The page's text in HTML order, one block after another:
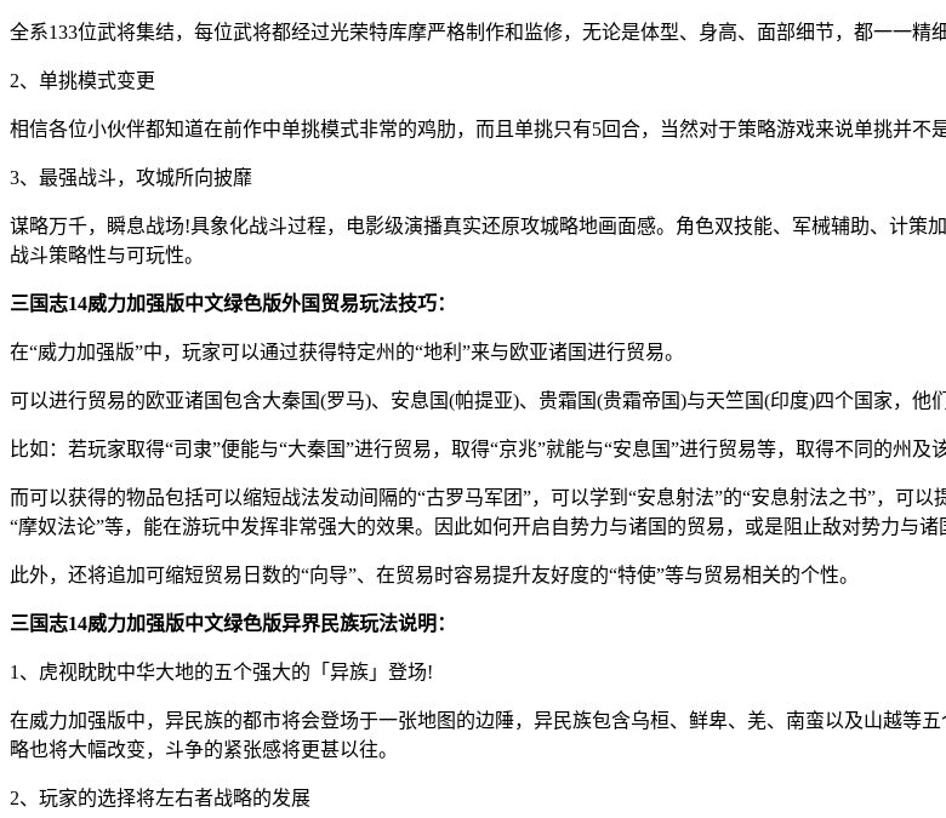
全系133位武将集结，每位武将都经过光荣特库摩严格制作和监修，无论是体型、身高、面部细节，都一一精
2、单挑模式变更
相信各位小伙伴都知道在前作中单挑模式非常的鸡肋，而且单挑只有5回合，当然对于策略游戏来说单挑并不
3、最强战斗，攻城所向披靡
谋略万千，瞬息战场!具象化战斗过程，电影级演播真实还原攻城略地画面感。角色双技能、军械辅助、计
战斗策略性与可玩性。
三国志14威力加强版中文绿色版外国贸易玩法技巧：
在“威力加强版”中，玩家可以通过获得特定州的“地利”来与欧亚诸国进行贸易。
可以进行贸易的欧亚诸国包含大秦国(罗马)、安息国(帕提亚)、贵霜国(贵霜帝国)与天竺国(印度)四个国家，他
比如：若玩家取得“司隶”便能与“大秦国”进行贸易，取得“京兆”就能与“安息国”进行贸易等，取得不同的州及
而可以获得的物品包括可以缩短战法发动间隔的“古罗马军团”，可以学到“安息射法”的“安息射法之书”，可
“摩奴法论”等，能在游玩中发挥非常强大的效果。因此如何开启自势力与诸国的贸易，或是阻止敌对势力与诸
此外，还将追加可缩短贸易日数的“向导”、在贸易时容易提升友好度的“特使”等与贸易相关的个性。
三国志14威力加强版中文绿色版异界民族玩法说明：
1、虎视眈眈中华大地的五个强大的「异族」登场!
在威力加强版中，异民族的都市将会登场于一张地图的边陲，异民族包含乌桓、鲜卑、羌、南蛮以及山越等
略也将大幅改变，斗争的紧张感将更甚以往。
2、玩家的选择将左右者战略的发展